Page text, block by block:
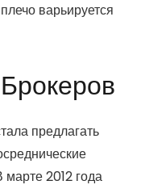
варьируется
предлагать
2012 года